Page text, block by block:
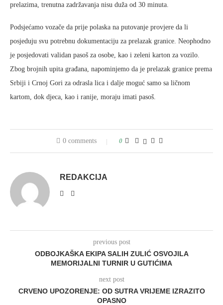
prelazima, trenutna zadržavanja nisu duža od 30 minuta.
Podsjećamo vozače da prije polaska na putovanje provjere da li
posjeduju svu potrebnu dokumentaciju za prelazak granice. Neophodno
je posjedovati validan pasoš za osobe, kao i zeleni karton za vozilo.
Zbog brojnih upita građana, napominjemo da je prelazak granice prema
Srbiji i Crnoj Gori za odrasla lica i dalje moguć samo sa ličnom
kartom, dok djeca, kao i ranije, moraju imati pasoš.
0 comments 0
REDAKCIJA
previous post
ODBOJKAŠKA EKIPA SALIH ZULIĆ OSVOJILA
MEMORIJALNI TURNIR U GUTIĆIMA
next post
CRVENO UPOZORENJE: OD SUTRA VRIJEME IZRAZITO
OPASNO